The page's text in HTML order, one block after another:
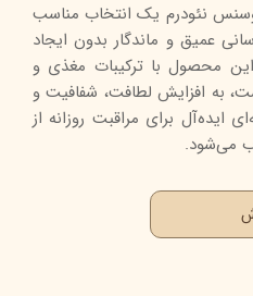
نئودرم یک انتخاب مناسب
عمیق و ماندگار بدون ایجاد
محصول با ترکیبات مغذی و
به افزایش لطافت، شفافیت و
برای مراقبت روزانه از
می‌شود.